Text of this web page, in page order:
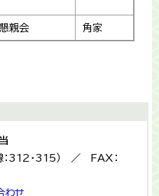
親会 角家
312・315） ／ FAX：
わせ